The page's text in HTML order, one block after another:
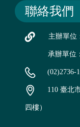
聯絡我們
主辦單位
承辦單位
(02)2736-
110 臺北
四樓）